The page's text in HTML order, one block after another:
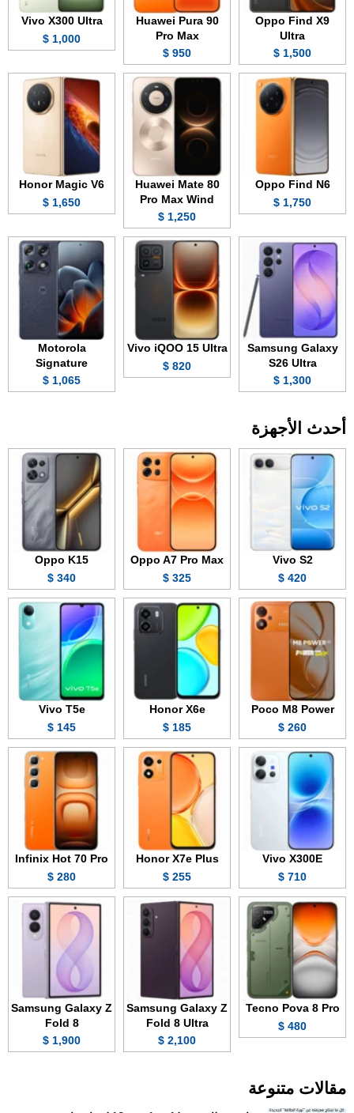
Oppo Find X9
Ultra
1,500 $
Huawei Pura 90
Pro Max
950 $
Vivo X300 Ultra
1,000 $
Oppo Find N6
1,750 $
Huawei Mate 80
Pro Max Wind
1,250 $
Honor Magic V6
1,650 $
Samsung Galaxy
S26 Ultra
1,300 $
Vivo iQOO 15 Ultra
820 $
Motorola
Signature
1,065 $
أحدث الأجهزة
Vivo S2
420 $
Oppo A7 Pro Max
325 $
Oppo K15
340 $
Poco M8 Power
260 $
Honor X6e
185 $
Vivo T5e
145 $
Vivo X300E
710 $
Honor X7e Plus
255 $
Infinix Hot 70 Pro
280 $
Tecno Pova 8 Pro
480 $
Samsung Galaxy Z
Fold 8 Ultra
2,100 $
Samsung Galaxy Z
Fold 8
1,900 $
مقالات متنوعة